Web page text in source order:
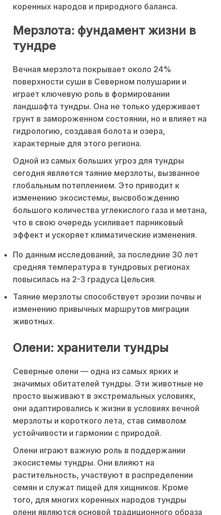
коренных народов и природного баланса.
Мерзлота: фундамент жизни в
тундре
Вечная мерзлота покрывает около 24%
поверхности суши в Северном полушарии и
играет ключевую роль в формировании
ландшафта тундры. Она не только удерживает
грунт в замороженном состоянии, но и влияет на
гидрологию, создавая болота и озера,
характерные для этого региона.
Одной из самых больших угроз для тундры
сегодня является таяние мерзлоты, вызванное
глобальным потеплением. Это приводит к
изменению экосистемы, высвобождению
большого количества углекислого газа и метана,
что в свою очередь усиливает парниковый
эффект и ускоряет климатические изменения.
По данным исследований, за последние 30 лет
средняя температура в тундровых регионах
повысилась на 2-3 градуса Цельсия.
Таяние мерзлоты способствует эрозии почвы и
изменению привычных маршрутов миграции
животных.
Олени: хранители тундры
Северные олени — одна из самых ярких и
значимых обитателей тундры. Эти животные не
просто выживают в экстремальных условиях,
они адаптировались к жизни в условиях вечной
мерзлоты и короткого лета, став символом
устойчивости и гармонии с природой.
Олени играют важную роль в поддержании
экосистемы тундры. Они влияют на
растительность, участвуют в распределении
семян и служат пищей для хищников. Кроме
того, для многих коренных народов тундры
олени являются основой традиционного образа